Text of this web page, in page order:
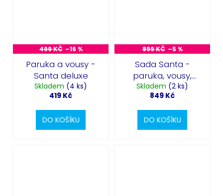
499 KČ –16 %
Paruka a vousy -
Santa deluxe
Skladem (4 ks)
419 Kč
DO KOŠÍKU
899 KČ –5 %
Sada Santa -
paruka, vousy,
brýle, fajfka
Skladem (2 ks)
849 Kč
DO KOŠÍKU